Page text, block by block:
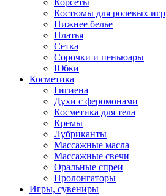
Костюмы для ролевых игр
Нижнее белье
Платья
Сетка
Сорочки и пеньюары
Юбки
Косметика
Гигиена
Духи с феромонами
Косметика для тела
Кремы
Лубриканты
Массажные масла
Массажные свечи
Оральные спреи
Пролонгаторы
Игры, сувениры